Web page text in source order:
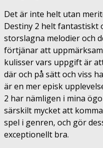
Det är inte helt utan
Destiny 2 helt fantastiskt
storslagna melodier och
förtjänar att
kulisser vars uppgift är
där och på sätt och viss
är en mer episk
2 har nämligen i mina
särskilt mycket att
spel i genren, och gör
exceptionellt bra.